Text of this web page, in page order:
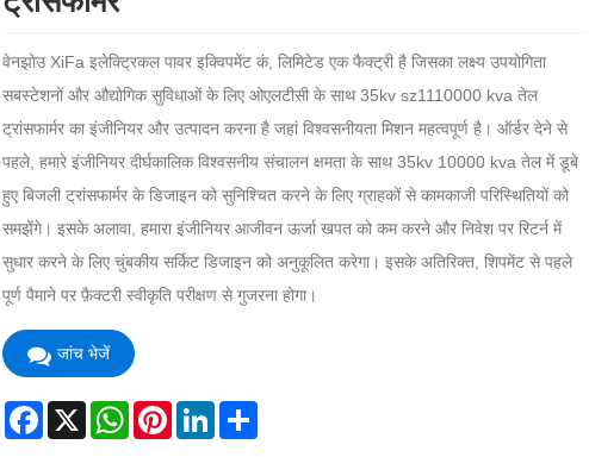
वेनझोउ XiFa इलेक्ट्रिकल पावर इक्विपमेंट कं, लिमिटेड एक फैक्ट्री है जिसका लक्ष्य उपयोगिता
सबस्टेशनों और औद्योगिक सुविधाओं के लिए ओएलटीसी के साथ 35kv sz1110000 kva तेल
ट्रांसफार्मर का इंजीनियर और उत्पादन करना है जहां विश्वसनीयता मिशन महत्वपूर्ण है। ऑर्डर देने से
पहले, हमारे इंजीनियर दीर्घकालिक विश्वसनीय संचालन क्षमता के साथ 35kv 10000 kva तेल में डूबे
हुए बिजली ट्रांसफार्मर के डिजाइन को सुनिश्चित करने के लिए ग्राहकों से कामकाजी परिस्थितियों को
समझेंगे। इसके अलावा, हमारा इंजीनियर आजीवन ऊर्जा खपत को कम करने और निवेश पर रिटर्न में
सुधार करने के लिए चुंबकीय सर्किट डिजाइन को अनुकूलित करेगा। इसके अतिरिक्त, शिपमेंट से पहले
पूर्ण पैमाने पर फ़ैक्टरी स्वीकृति परीक्षण से गुजरना होगा।
जांच भेजें
Facebook
X WhatsAppPinterestLinkedInShare